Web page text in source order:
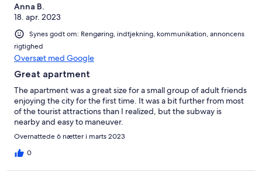
Anna B.
18. apr. 2023
Synes godt om: Rengøring, indtjekning, kommunikation, annoncens
rigtighed
Oversæt med Google
Great apartment
The apartment was a great size for a small group of adult friends
enjoying the city for the first time. It was a bit further from most
of the tourist attractions than I realized, but the subway is
nearby and easy to maneuver.
Overnattede 6 nætter i marts 2023
0